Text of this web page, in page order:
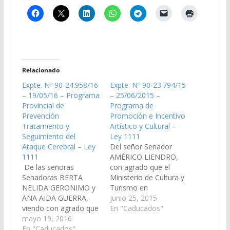
Relacionado
Expte. Nº 90-24.958/16
– 19/05/16 – Programa
Provincial de
Prevención
Tratamiento y
Seguimiento del
Ataque Cerebral – Ley
1111
De las señoras
Senadoras BERTA
NELIDA GERONIMO y
ANA AIDA GUERRA,
viendo con agrado que
el Ministerio de Salud
mayo 19, 2016
Expte. Nº 90-23.794/15
– 25/06/2015 –
Programa de
Promoción e Incentivo
Artístico y Cultural –
Ley 1111
Del señor Senador
AMÉRICO LIENDRO,
con agrado que el
Ministerio de Cultura y
Turismo en
articulación con el
Ministerio de
junio 25, 2015
En "Caducados"